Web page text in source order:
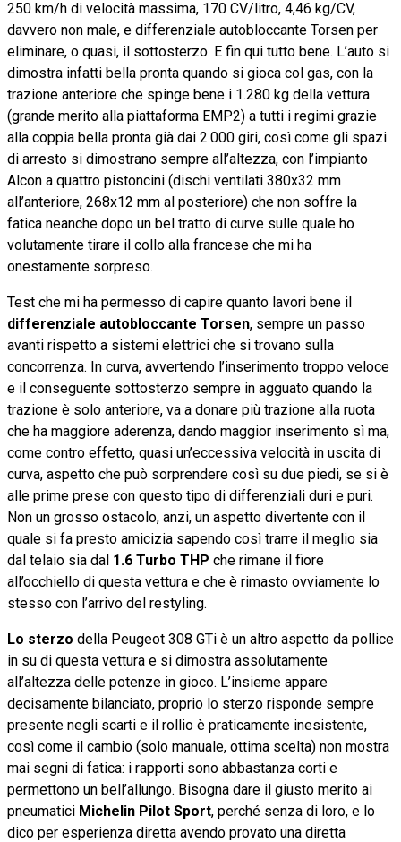
250 km/h di velocità massima, 170 CV/litro, 4,46 kg/CV,
davvero non male, e differenziale autobloccante Torsen per
eliminare, o quasi, il sottosterzo. E fin qui tutto bene. L’auto si
dimostra infatti bella pronta quando si gioca col gas, con la
trazione anteriore che spinge bene i 1.280 kg della vettura
(grande merito alla piattaforma EMP2) a tutti i regimi grazie
alla coppia bella pronta già dai 2.000 giri, così come gli spazi
di arresto si dimostrano sempre all’altezza, con l’impianto
Alcon a quattro pistoncini (dischi ventilati 380x32 mm
all’anteriore, 268x12 mm al posteriore) che non soffre la
fatica neanche dopo un bel tratto di curve sulle quale ho
volutamente tirare il collo alla francese che mi ha
onestamente sorpreso.
Test che mi ha permesso di capire quanto lavori bene il
differenziale autobloccante Torsen, sempre un passo
avanti rispetto a sistemi elettrici che si trovano sulla
concorrenza. In curva, avvertendo l’inserimento troppo veloce
e il conseguente sottosterzo sempre in agguato quando la
trazione è solo anteriore, va a donare più trazione alla ruota
che ha maggiore aderenza, dando maggior inserimento sì ma,
come contro effetto, quasi un’eccessiva velocità in uscita di
curva, aspetto che può sorprendere così su due piedi, se si è
alle prime prese con questo tipo di differenziali duri e puri.
Non un grosso ostacolo, anzi, un aspetto divertente con il
quale si fa presto amicizia sapendo così trarre il meglio sia
dal telaio sia dal 1.6 Turbo THP che rimane il fiore
all’occhiello di questa vettura e che è rimasto ovviamente lo
stesso con l’arrivo del restyling.
Lo sterzo della Peugeot 308 GTi è un altro aspetto da pollice
in su di questa vettura e si dimostra assolutamente
all’altezza delle potenze in gioco. L’insieme appare
decisamente bilanciato, proprio lo sterzo risponde sempre
presente negli scarti e il rollio è praticamente inesistente,
così come il cambio (solo manuale, ottima scelta) non mostra
mai segni di fatica: i rapporti sono abbastanza corti e
permettono un bell’allungo. Bisogna dare il giusto merito ai
pneumatici Michelin Pilot Sport, perché senza di loro, e lo
dico per esperienza diretta avendo provato una diretta